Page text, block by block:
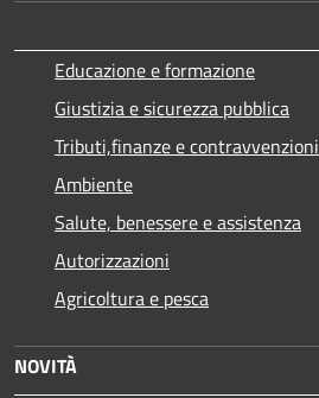
Educazione e formazione
Giustizia e sicurezza pubblica
Tributi,finanze e contravvenzioni
Ambiente
Salute, benessere e assistenza
Autorizzazioni
Agricoltura e pesca
NOVITÀ